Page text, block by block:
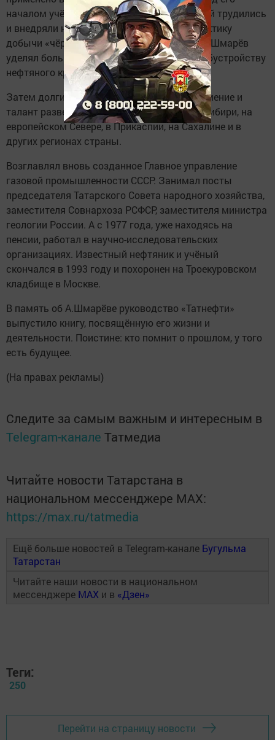
началом учёные различных специальностей трудились
и внедряли новые научные открытия в практику
добычи «чёрного золота». Одновременно А.Шмарёв
уделял большое внимание комплексному обустройству
нефтяного края Татарстана.
Затем долгие годы отдавал свои знания, умение и
талант разведке нефти и газа в Западной Сибири, на
европейском Севере, в Прикаспии, на Сахалине и в
других регионах страны.
Возглавлял вновь созданное Главное управление
газовой промышленности СССР. Занимал посты
председателя Татарского Совета народного хозяйства,
заместителя Совнархоза РСФСР, заместителя министра
геологии России. А с 1977 года, уже находясь на
пенсии, работал в научно-исследовательских
организациях. Известный нефтяник и учёный
скончался в 1993 году и похоронен на Троекуровском
кладбище в Москве.
В память об А.Шмарёве руководство «Татнефти»
выпустило книгу, посвящённую его жизни и
деятельности. Поистине: кто помнит о прошлом, у того
есть будущее.
(На правах рекламы)
Следите за самым важным и интересным в
Telegram-канале Татмедиа
Читайте новости Татарстана в
национальном мессенджере MАХ:
https://max.ru/tatmedia
Ещё больше новостей в Telegram-канале Бугульма
Татарстан
Читайте наши новости в национальном
мессенджере MAX и в «Дзен»
Теги:
250
Перейти на страницу новости